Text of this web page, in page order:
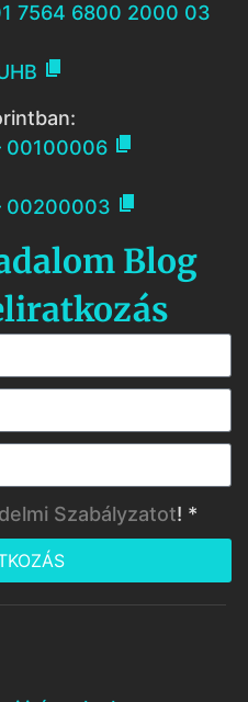
7564 6800 2000 03

00100006 
00200003 
Blog
Szabályzatot! *